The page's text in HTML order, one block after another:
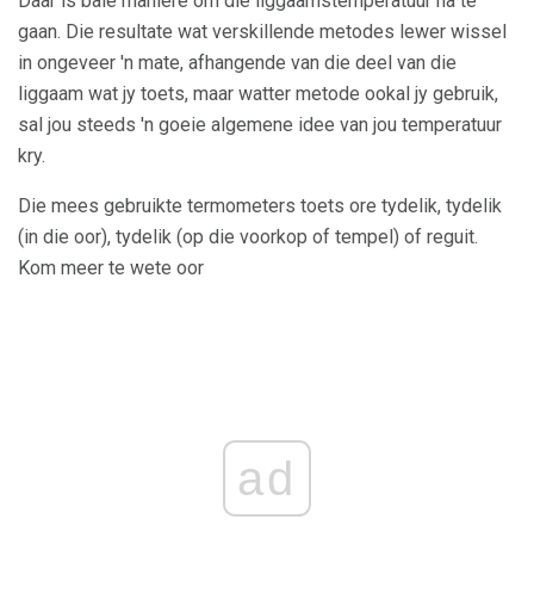
gaan. Die resultate wat verskillende metodes lewer wissel
in ongeveer 'n mate, afhangende van die deel van die
liggaam wat jy toets, maar watter metode ookal jy gebruik,
sal jou steeds 'n goeie algemene idee van jou temperatuur
kry.
Die mees gebruikte termometers toets ore tydelik, tydelik
(in die oor), tydelik (op die voorkop of tempel) of reguit.
Kom meer te wete oor
ad